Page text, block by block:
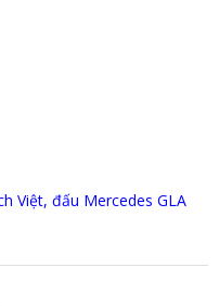
Việt, đấu Mercedes GLA